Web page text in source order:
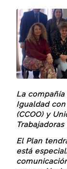
La
Igualdad
(CCOO) y
Trabajadoras
El Plan
está